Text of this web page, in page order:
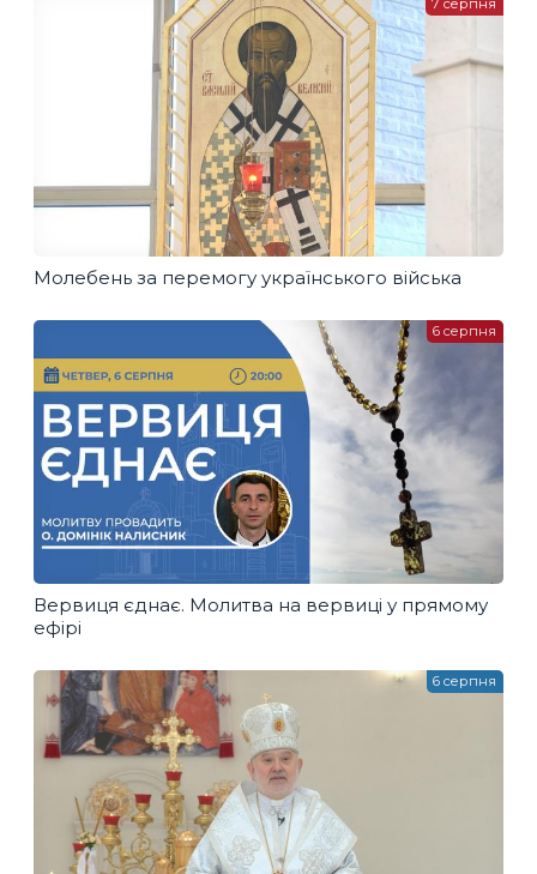
Молебень за перемогу українського війська
7 серпня
Вервиця єднає. Молитва на вервиці у прямому
ефірі
6 серпня
6 серпня